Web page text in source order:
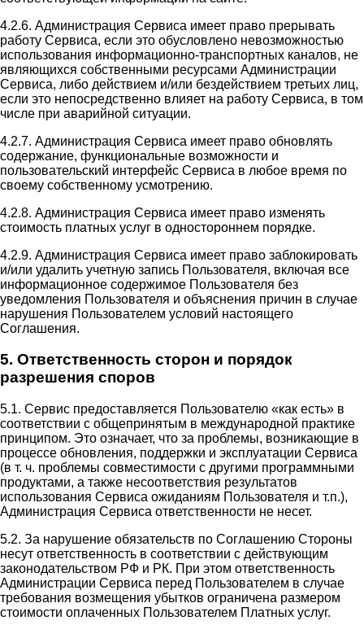
4.2.6. Администрация Сервиса имеет право прерывать
работу Сервиса, если это обусловлено невозможностью
использования информационно-транспортных каналов, не
являющихся собственными ресурсами Администрации
Сервиса, либо действием и/или бездействием третьих лиц,
если это непосредственно влияет на работу Сервиса, в том
числе при аварийной ситуации.
4.2.7. Администрация Сервиса имеет право обновлять
содержание, функциональные возможности и
пользовательский интерфейс Сервиса в любое время по
своему собственному усмотрению.
4.2.8. Администрация Сервиса имеет право изменять
стоимость платных услуг в одностороннем порядке.
4.2.9. Администрация Сервиса имеет право заблокировать
и/или удалить учетную запись Пользователя, включая все
информационное содержимое Пользователя без
уведомления Пользователя и объяснения причин в случае
нарушения Пользователем условий настоящего
Соглашения.
5. Ответственность сторон и порядок
разрешения споров
5.1. Сервис предоставляется Пользователю «как есть» в
соответствии с общепринятым в международной практике
принципом. Это означает, что за проблемы, возникающие в
процессе обновления, поддержки и эксплуатации Сервиса
(в т. ч. проблемы совместимости с другими программными
продуктами, а также несоответствия результатов
использования Сервиса ожиданиям Пользователя и т.п.),
Администрация Сервиса ответственности не несет.
5.2. За нарушение обязательств по Соглашению Стороны
несут ответственность в соответствии с действующим
законодательством РФ и РК. При этом ответственность
Администрации Сервиса перед Пользователем в случае
требования возмещения убытков ограничена размером
стоимости оплаченных Пользователем Платных услуг.